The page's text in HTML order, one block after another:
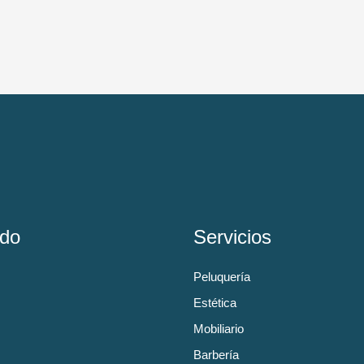
Servicios
Peluquería
Estética
Mobiliario
Barbería